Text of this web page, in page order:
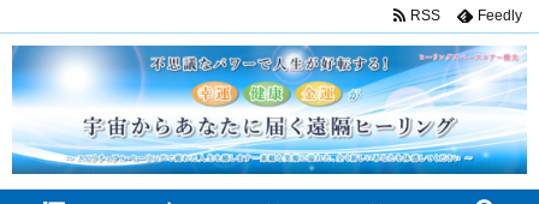
RSS Feedly